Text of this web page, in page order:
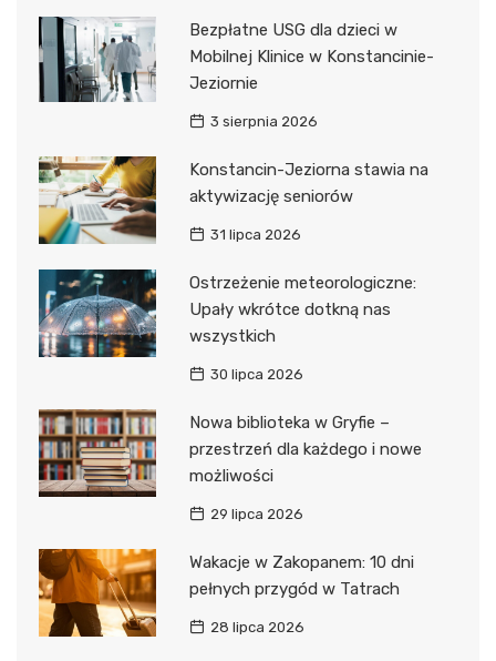
Bezpłatne USG dla dzieci w
Mobilnej Klinice w Konstancinie-
Jeziornie
3 sierpnia 2026
Konstancin-Jeziorna stawia na
aktywizację seniorów
31 lipca 2026
Ostrzeżenie meteorologiczne:
Upały wkrótce dotkną nas
wszystkich
30 lipca 2026
Nowa biblioteka w Gryfie –
przestrzeń dla każdego i nowe
możliwości
29 lipca 2026
Wakacje w Zakopanem: 10 dni
pełnych przygód w Tatrach
28 lipca 2026